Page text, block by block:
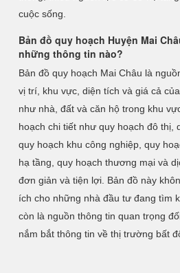
cuộc sống.
Bản đồ quy hoạch Huyện Mai
những thông tin nào?
Bản đồ quy hoạch Mai Châu là
vị trí, khu vực, diện tích và giá cả
như nhà, đất và căn hộ trong khu
hoạch chi tiết như quy hoạch đô thị,
quy hoạch khu công nghiệp, quy
hạ tầng, quy hoạch thương mại và
đơn giản và tiện lợi. Bản đồ này
ích cho những nhà đầu tư đang tìm
còn là nguồn thông tin quan trọng
nắm bắt thông tin về thị trường bất